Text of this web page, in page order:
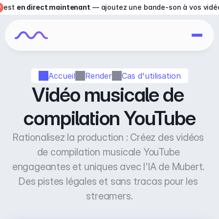
Accueil Render Cas d'utilisation
Vidéo musicale de
compilation YouTube
Rationalisez la production : Créez des vidéos
de compilation musicale YouTube
engageantes et uniques avec l'IA de Mubert.
Des pistes légales et sans tracas pour les
streamers.
est en direct maintenant — ajoutez une bande-son à vos